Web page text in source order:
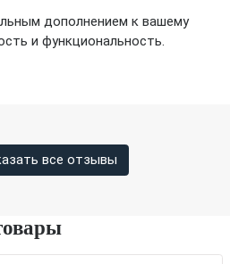
дополнением к вашему
и функциональность.
все отзывы